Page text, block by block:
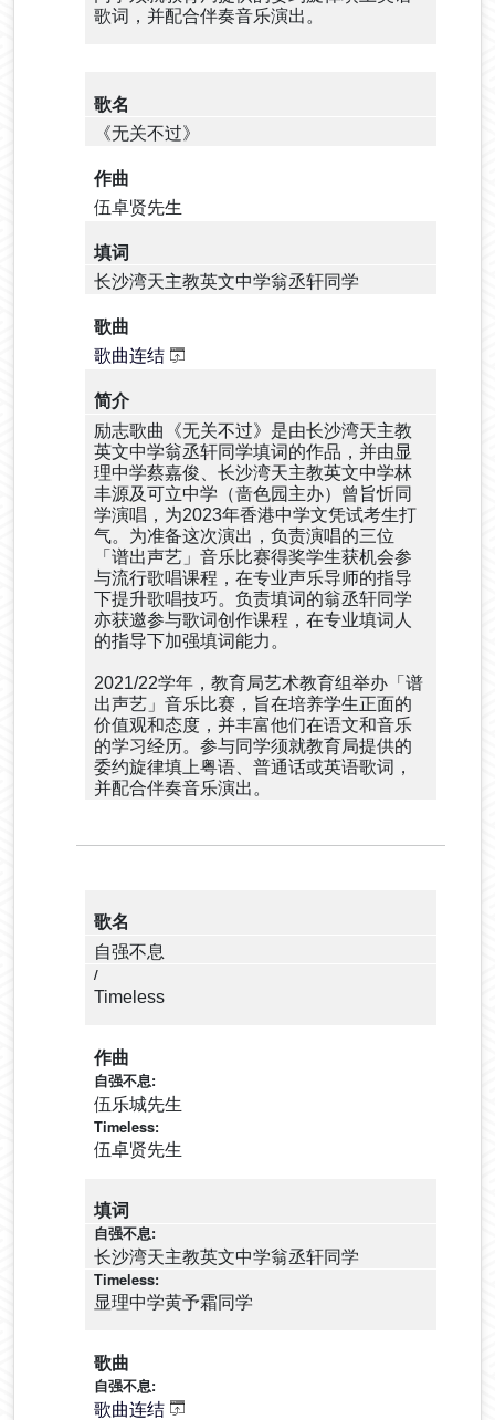
歌词，并配合伴奏音乐演出。
歌名
《无关不过》
作曲
伍卓贤先生
填词
长沙湾天主教英文中学翁丞轩同学
歌曲
歌曲连结
简介
励志歌曲《无关不过》是由长沙湾天主教
英文中学翁丞轩同学填词的作品，并由显
理中学蔡嘉俊、长沙湾天主教英文中学林
丰源及可立中学（啬色园主办）曾旨忻同
学演唱，为2023年香港中学文凭试考生打
气。为准备这次演出，负责演唱的三位
「谱出声艺」音乐比赛得奖学生获机会参
与流行歌唱课程，在专业声乐导师的指导
下提升歌唱技巧。负责填词的翁丞轩同学
亦获邀参与歌词创作课程，在专业填词人
的指导下加强填词能力。
2021/22学年，教育局艺术教育组举办「谱
出声艺」音乐比赛，旨在培养学生正面的
价值观和态度，并丰富他们在语文和音乐
的学习经历。参与同学须就教育局提供的
委约旋律填上粤语、普通话或英语歌词，
并配合伴奏音乐演出。
歌名
自强不息
Timeless
作曲
伍乐城先生
伍卓贤先生
填词
长沙湾天主教英文中学翁丞轩同学
显理中学黄予霜同学
歌曲
歌曲连结